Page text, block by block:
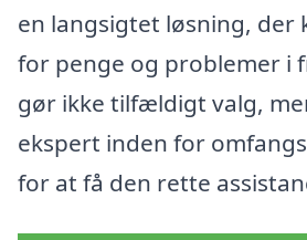
en langsigtet løsning, der
for penge og problemer i
gør ikke tilfældigt valg,
ekspert inden for
for at få den rette